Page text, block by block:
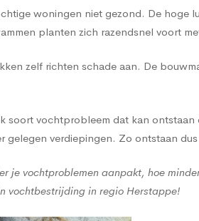
woningen niet gezond. De hoge
planten zich razendsnel voort
zelf richten schade aan. De
soort vochtprobleem dat kan
gelegen verdiepingen. Zo ontstaan
je vochtproblemen aanpakt, hoe
vochtbestrijding in regio Herstappe!